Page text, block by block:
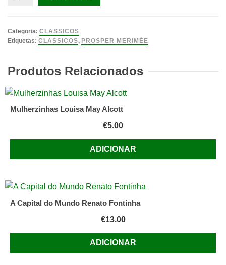
de
Carlos
I
Outros
Contos
Categoria: CLASSICOS
Etiquetas: CLASSICOS, PROSPER MERIMÉE
Produtos Relacionados
Mulherzinhas Louisa May Alcott
€5.00
ADICIONAR
A Capital do Mundo Renato Fontinha
€13.00
ADICIONAR